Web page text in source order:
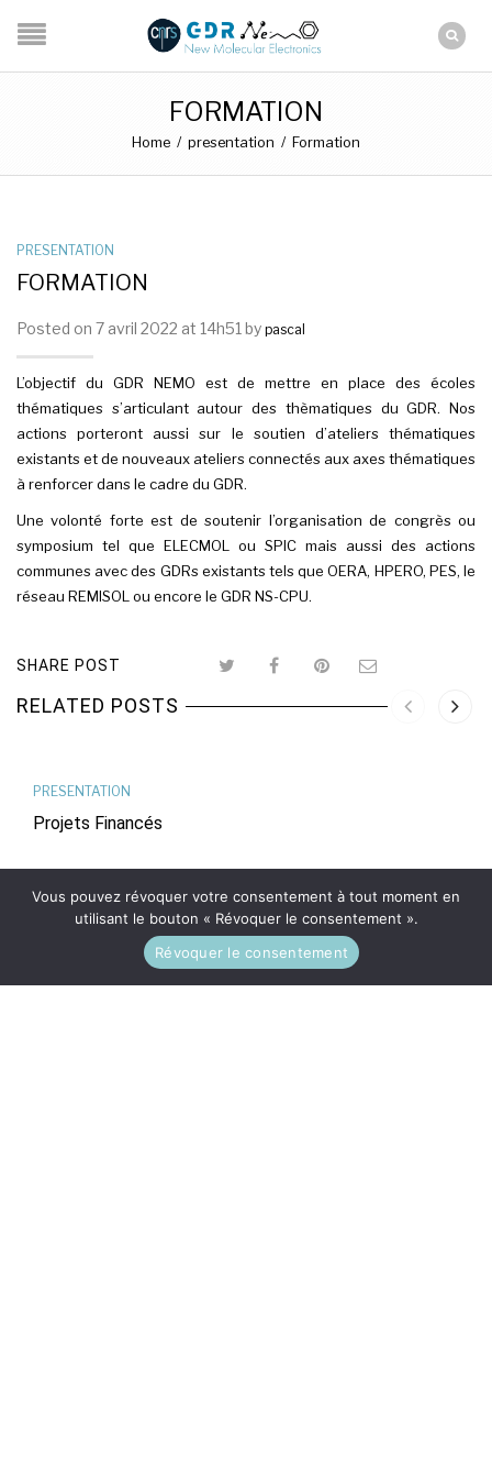
FORMATION
Home / presentation / Formation
PRESENTATION
FORMATION
Posted on 7 avril 2022 at 14h51 by pascal
L’objectif du GDR NEMO est de mettre en place des écoles
thématiques s’articulant autour des thèmatiques du GDR. Nos
actions porteront aussi sur le soutien d’ateliers thématiques
existants et de nouveaux ateliers connectés aux axes thématiques
à renforcer dans le cadre du GDR.
Une volonté forte est de soutenir l’organisation de congrès ou
symposium tel que ELECMOL ou SPIC mais aussi des actions
communes avec des GDRs existants tels queOERA, HPERO, PES, le
réseau REMISOL ou encore le GDR NS-CPU.
SHARE POST
RELATED POSTS
PRESENTATION
Projets Financés
7 avril 2022 at 14h50 bypascal
Liste des projets NEMO financés par l’ANR, projets
Vous pouvez révoquer votre consentement à tout moment en
utilisant le bouton « Révoquer le consentement ».
Révoquer le consentement